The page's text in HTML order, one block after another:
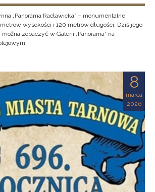
„Panorama Racławicka” – monumentalne
metrów wysokości i 120 metrów długości. Dziś jego
zobaczyć w Galerii „Panorama” na
8
marca
2026